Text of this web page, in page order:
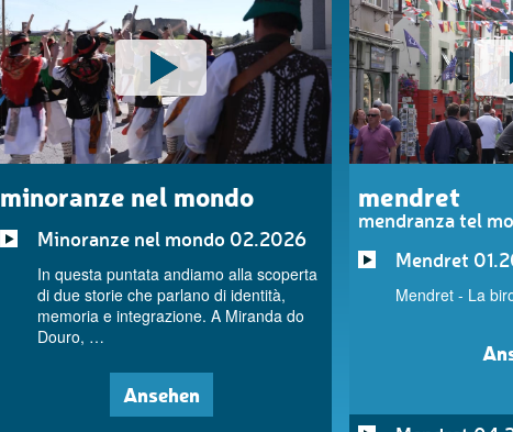
minoranze nel mondo
Minoranze nel mondo 02.2026
In questa puntata andiamo alla scoperta
di due storie che parlano di identità,
memoria e integrazione. A Miranda do
Douro, …
Ansehen
mendret
mendranza tel
Mendret
Mendret - La